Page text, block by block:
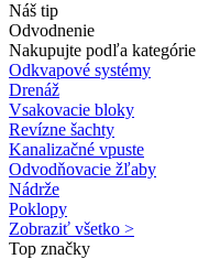
Náš tip
Odvodnenie
Nakupujte podľa kategórie
Odkvapové systémy
Drenáž
Vsakovacie bloky
Revízne šachty
Kanalizačné vpuste
Odvodňovacie žľaby
Nádrže
Poklopy
Zobraziť všetko >
Top značky